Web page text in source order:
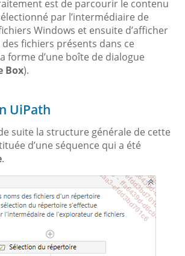
est de parcourir le contenu
par l’intermédiaire de
Windows et ensuite d’afficher
fichiers présents dans ce
forme d’une boîte de dialogue
Box).
UiPath
suite la structure générale de cette
d’une séquence qui a été
.